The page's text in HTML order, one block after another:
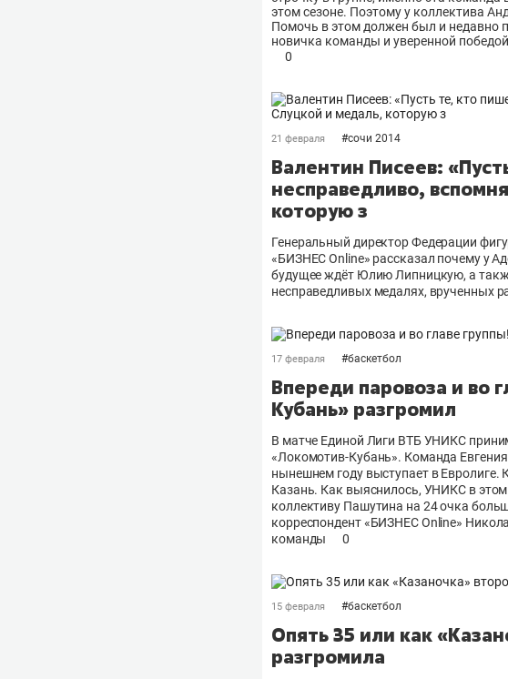
этом сезоне. Поэтому у коллектива
Помочь в этом должен был и недавно
новичка команды и уверенной
0
21 февраля #сочи 2014
Валентин Писеев:
несправедливо,
которую з
Генеральный директор Федерации
«БИЗНЕС Online» рассказал почему у
будущее ждёт Юлию Липницкую, а
несправедливых медалях, врученных
17 февраля #баскетбол
Впереди паровоза и во
Кубань» разгромил
В матче Единой Лиги ВТБ УНИКС
«Локомотив-Кубань». Команда
нынешнем году выступает в Евролиге.
Казань. Как выяснилось, УНИКС в
коллективу Пашутина на 24 очка
корреспондент «БИЗНЕС Online»
команды
0
15 февраля #баскетбол
Опять 35 или как
разгромила